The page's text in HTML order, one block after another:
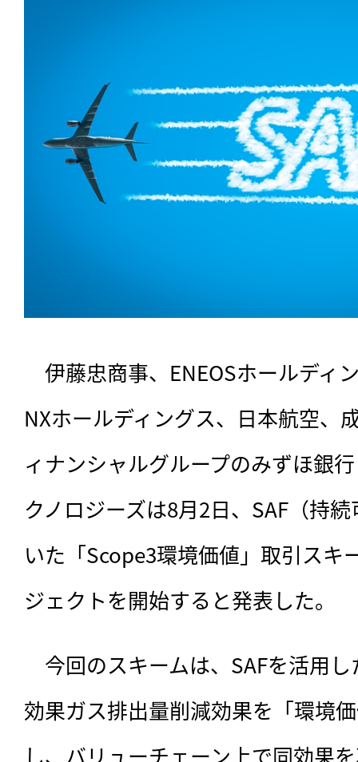
伊藤忠商事、ENEOSホールディ
NXホールディングス、日本航空、
ィナンシャルグループのみずほ銀
クノロジーズは8月2日、SAF（持
いた「Scope3環境価値」取引スキ
ジェクトを開始すると発表した。
今回のスキームは、 SAFを活用
効果ガス排出量削減効果を「環境
し、バリューチェーン上で同効果